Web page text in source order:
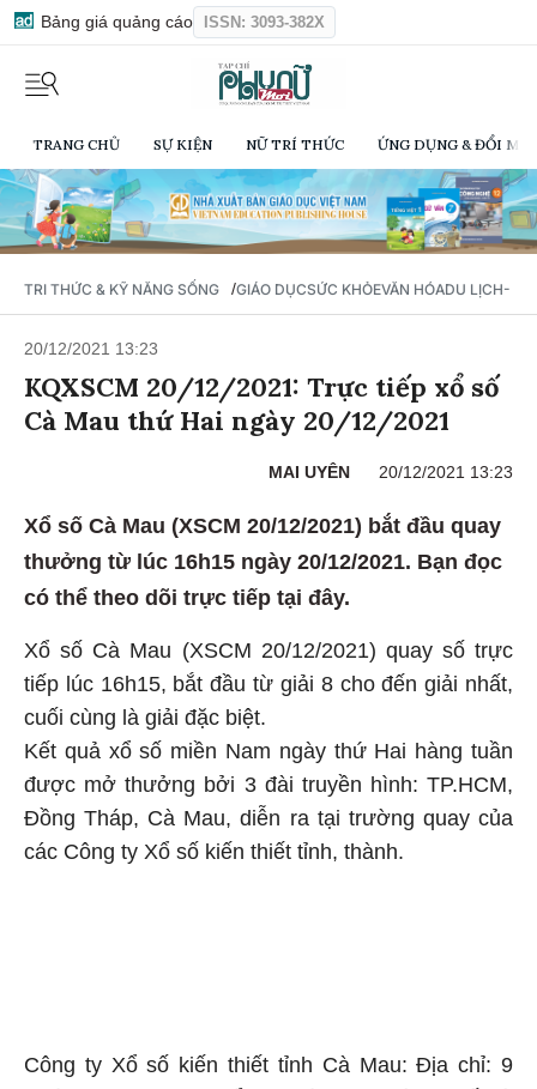
Bảng giá quảng cáo ISSN: 3093-382X
TRANG CHỦ SỰ KIỆN NỮ TRÍ THỨC ỨNG DỤNG & ĐỔI
TRI THỨC & KỸ NĂNG SỐNG /GIÁO DỤCSỨC KHỎEVĂN HÓADU LỊCH-
20/12/2021 13:23
KQXSCM 20/12/2021: Trực tiếp xổ số
Cà Mau thứ Hai ngày 20/12/2021
MAI UYÊN 20/12/2021 13:23
Xổ số Cà Mau (XSCM 20/12/2021) bắt đầu quay
thưởng từ lúc 16h15 ngày 20/12/2021. Bạn đọc
có thể theo dõi trực tiếp tại đây.
Xổ số Cà Mau (XSCM 20/12/2021) quay số trực
tiếp lúc 16h15, bắt đầu từ giải 8 cho đến giải nhất,
cuối cùng là giải đặc biệt.
Kết quả xổ số miền Nam ngày thứ Hai hàng tuần
được mở thưởng bởi 3 đài truyền hình: TP.HCM,
Đồng Tháp, Cà Mau, diễn ra tại trường quay của
các Công ty Xổ số kiến thiết tỉnh, thành.
Công ty Xổ số kiến thiết tỉnh Cà Mau: Địa chỉ: 9